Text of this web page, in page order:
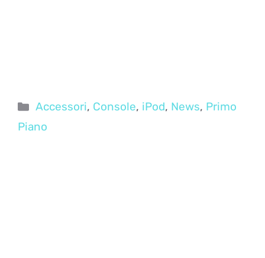
Categorie
Accessori, Console, iPod, News, Primo
Piano